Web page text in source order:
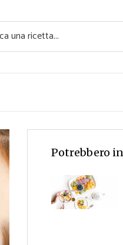
Utility
Super Alimenti
Ricette Vegetariane
Rumors
Potrebbero